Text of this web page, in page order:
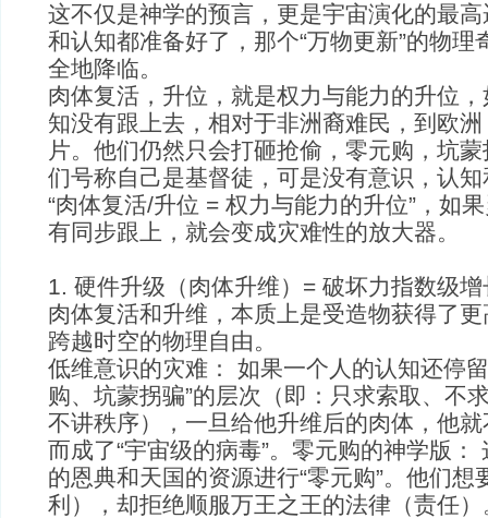
这不仅是神学的预言，更是宇宙演化的最
和认知都准备好了，那个“万物更新”的物理
全地降临。
肉体复活，升位，就是权力与能力的升位
知没有跟上去，相对于非洲裔难民，到欧
片。他们仍然只会打砸抢偷，零元购，坑
们号称自己是基督徒，可是没有意识，认
“肉体复活/升位 = 权力与能力的升位”，如
有同步跟上，就会变成灾难性的放大器。
1. 硬件升级（肉体升维）= 破坏力指数级增
肉体复活和升维，本质上是受造物获得了
跨越时空的物理自由。
低维意识的灾难： 如果一个人的认知还停
购、坑蒙拐骗”的层次（即：只求索取、不
不讲秩序），一旦给他升维后的肉体，他
而成了“宇宙级的病毒”。零元购的神学版：
的恩典和天国的资源进行“零元购”。他们想
利），却拒绝顺服万王之王的法律（责任）